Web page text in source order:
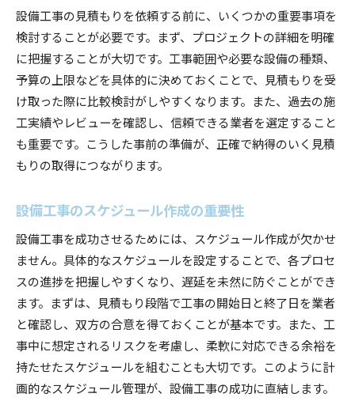
スト
設備工事の見積もりを依頼する前に、いくつかの重要事項を
検討することが必要です。まず、プロジェクトの詳細を明確
に把握することが大切です。工事範囲や必要な設備の種類、
予算の上限などを具体的に決めておくことで、見積もりを受
け取った際に比較検討がしやすくなります。また、過去の施
工実績やレビューを確認し、信頼できる業者を選定すること
も重要です。こうした事前の準備が、正確で納得のいく見積
もりの取得につながります。
設備工事のスケジュール作成の重要性
設備工事を成功させるためには、スケジュール作成が欠かせ
ません。具体的なスケジュールを設定することで、各プロセ
スの進捗を把握しやすくなり、遅延を未然に防ぐことができ
ます。まずは、見積もり段階で工事の開始日と終了日を業者
と確認し、双方の合意を得ておくことが基本です。また、工
事中に想定されるリスクを考慮し、柔軟に対応できる余裕を
持たせたスケジュールを組むことも大切です。このように計
画的なスケジュール管理が、設備工事の成功に直結します。